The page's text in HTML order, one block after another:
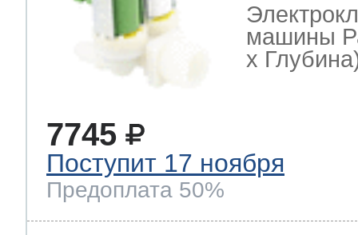
машины
х
7745
Поступит 17 ноября
Предоплата 50%